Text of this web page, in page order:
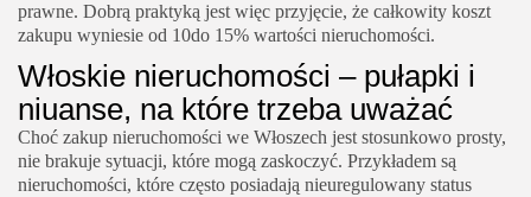
prawne. Dobrą praktyką jest więc przyjęcie, że całkowity koszt
zakupu wyniesie od 10do 15% wartości nieruchomości.
Włoskie nieruchomości – pułapki i
niuanse, na które trzeba uważać
Choć zakup nieruchomości we Włoszech jest stosunkowo prosty,
nie brakuje sytuacji, które mogą zaskoczyć. Przykładem są
nieruchomości, które często posiadają nieuregulowany status